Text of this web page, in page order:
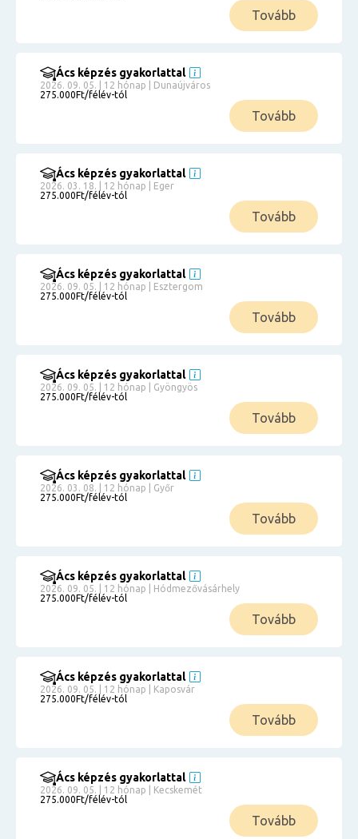
Tovább
Ács képzés gyakorlattal
2026. 09. 05. | 12 hónap | Dunaújváros
275.000Ft/félév-tól
Tovább
Ács képzés gyakorlattal
2026. 03. 18. | 12 hónap | Eger
275.000Ft/félév-tól
Tovább
Ács képzés gyakorlattal
2026. 09. 05. | 12 hónap | Esztergom
275.000Ft/félév-tól
Tovább
Ács képzés gyakorlattal
2026. 09. 05. | 12 hónap | Gyöngyös
275.000Ft/félév-tól
Tovább
Ács képzés gyakorlattal
2026. 03. 08. | 12 hónap | Győr
275.000Ft/félév-tól
Tovább
Ács képzés gyakorlattal
2026. 09. 05. | 12 hónap | Hódmezővásárhely
275.000Ft/félév-tól
Tovább
Ács képzés gyakorlattal
2026. 09. 05. | 12 hónap | Kaposvár
275.000Ft/félév-tól
Tovább
Ács képzés gyakorlattal
2026. 09. 05. | 12 hónap | Kecskemét
275.000Ft/félév-tól
Tovább